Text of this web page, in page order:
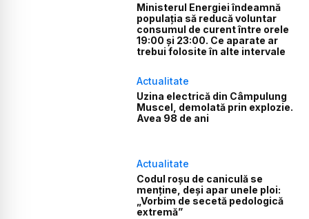
Ministerul Energiei îndeamnă
populația să reducă voluntar
consumul de curent între orele
19:00 și 23:00. Ce aparate ar
trebui folosite în alte intervale
Actualitate
Uzina electrică din Câmpulung
Muscel, demolată prin explozie.
Avea 98 de ani
Actualitate
Codul roșu de caniculă se
menține, deși apar unele ploi:
„Vorbim de secetă pedologică
extremă”